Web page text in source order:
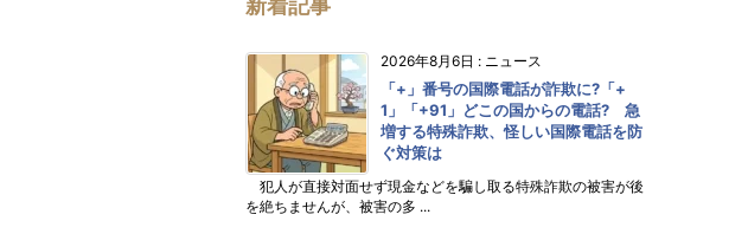
新着記事
2026年8月6日 : ニュース
「+」番号の国際電話が詐欺に?「+
1」「+91」どこの国からの電話? 急
増する特殊詐欺、怪しい国際電話を防
ぐ対策は
犯人が直接対面せず現金などを騙し取る特殊詐欺の被害が後
を絶ちませんが、被害の多 ...